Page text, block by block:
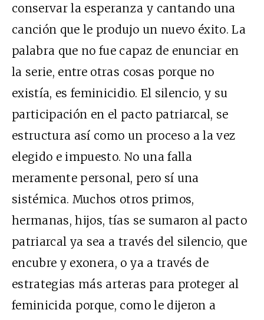
conservar la esperanza y cantando una
canción que le produjo un nuevo éxito. La
palabra que no fue capaz de enunciar en
la serie, entre otras cosas porque no
existía, es feminicidio. El silencio, y su
participación en el pacto patriarcal, se
estructura así como un proceso a la vez
elegido e impuesto. No una falla
meramente personal, pero sí una
sistémica. Muchos otros primos,
hermanas, hijos, tías se sumaron al pacto
patriarcal ya sea a través del silencio, que
encubre y exonera, o ya a través de
estrategias más arteras para proteger al
feminicida porque, como le dijeron a